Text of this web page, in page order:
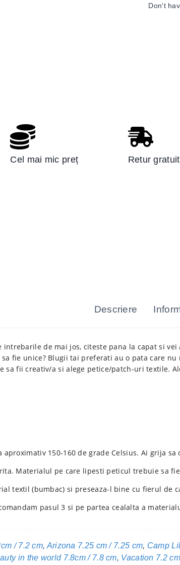
Cel mai mic preț Retur gratuit
Descriere
intrebarile de mai jos, citeste pana la capat si
fie unice? Blugii tai preferati au o pata care
sa fii creativ/a si alege petice/patch-uri textile.
aproximativ 150-160 de grade Celsius. Ai grija
Materialul pe care lipesti peticul trebuie sa
textil (bumbac) si preseaza-l bine cu fierul de
pasul 3 si pe partea cealalta a
/ 7.2 cm, Arizona 7.25 cm / 7.25 cm, Camp
in the world 7.8cm / 7.8 cm, Vacation 7.2
Don't